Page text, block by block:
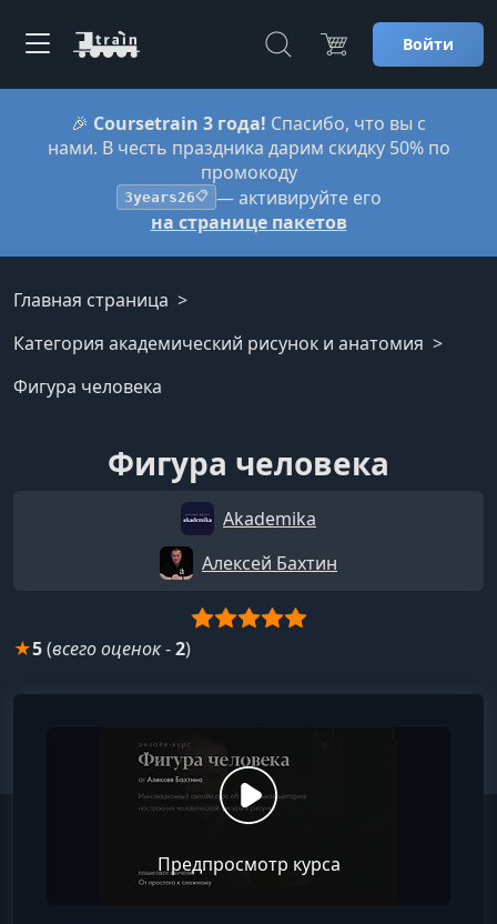
Войти
🎉 Coursetrain 3 года! Спасибо, что вы с
нами. В честь праздника дарим скидку 50% по
промокоду
3years26📋 — активируйте его
на странице пакетов
Главная страница
Категория академический рисунок и анатомия
Фигура человека
Фигура человека
Akademika
Алексей Бахтин
★5(всего оценок-2)
Предпросмотр курса